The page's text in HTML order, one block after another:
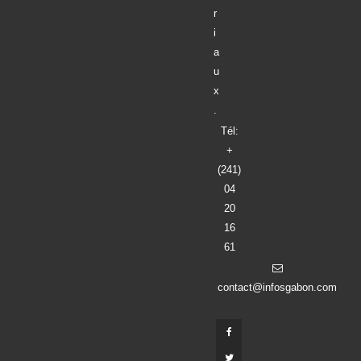
r
i
a
u
x
Tél:
+
(241)
04
20
16
61
contact@infosgabon.com